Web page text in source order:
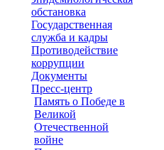
обстановка
Государственная
служба и кадры
Противодействие
коррупции
Документы
Пресс-центр
Память о Победе в
Великой
Отечественной
войне